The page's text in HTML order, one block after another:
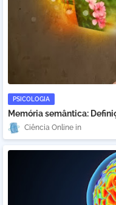
PSICOLOGIA
Memória semântica:
Ciência Online